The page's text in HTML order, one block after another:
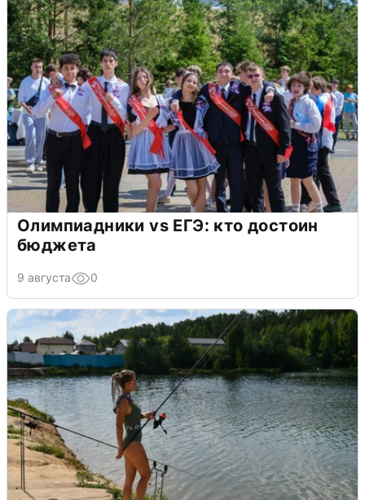
Олимпиадники vs ЕГЭ: кто достоин
бюджета
9 августа 0